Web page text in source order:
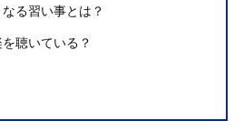
る習い事とは？
聴いている？